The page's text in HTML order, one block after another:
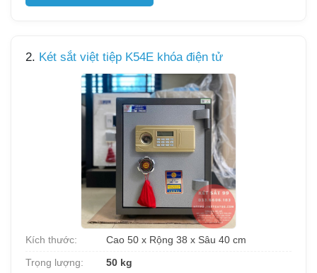
2. Két sắt việt tiệp K54E khóa điện tử
Kích thước:
Cao 50 x Rộng 38 x Sâu 40 cm
Trọng lượng:
50 kg